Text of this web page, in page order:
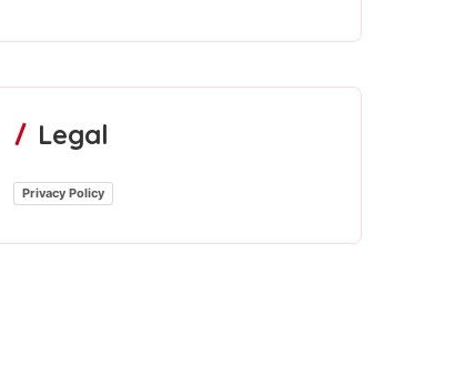
Legal
Privacy Policy